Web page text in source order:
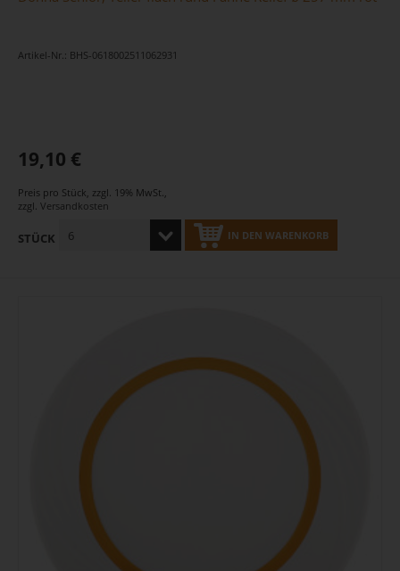
Artikel-Nr.: BHS-0618002511062931
19,10 €
Preis pro Stück, zzgl. 19% MwSt.,
zzgl. Versandkosten
STÜCK IN DEN WARENKORB